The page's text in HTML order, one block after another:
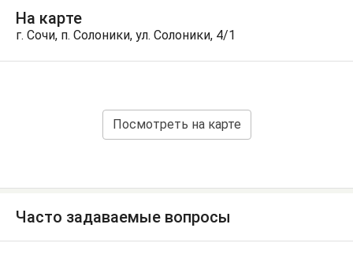
На карте
г. Сочи, п. Солоники, ул. Солоники, 4/1
Посмотреть на карте
Часто задаваемые вопросы